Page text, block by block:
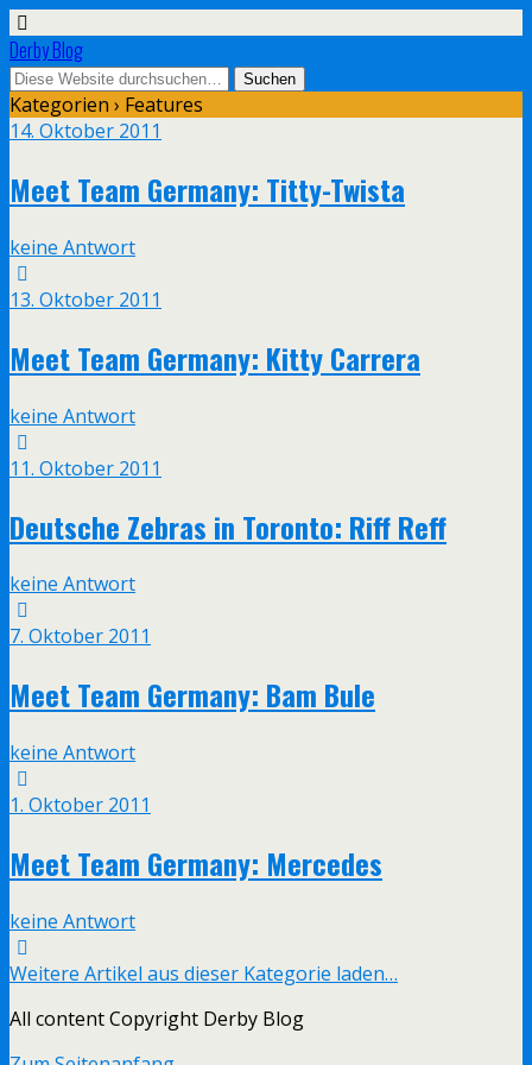
Derby Blog
Kategorien › Features
14. Oktober 2011
Meet Team Germany: Titty-Twista
keine Antwort
13. Oktober 2011
Meet Team Germany: Kitty Carrera
keine Antwort
11. Oktober 2011
Deutsche Zebras in Toronto: Riff Reff
keine Antwort
7. Oktober 2011
Meet Team Germany: Bam Bule
keine Antwort
1. Oktober 2011
Meet Team Germany: Mercedes
keine Antwort
Weitere Artikel aus dieser Kategorie laden…
All content Copyright Derby Blog